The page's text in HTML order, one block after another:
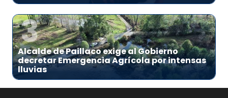
3
Alcalde de Paillaco exige al Gobierno
decretar Emergencia Agrícola por intensas
lluvias